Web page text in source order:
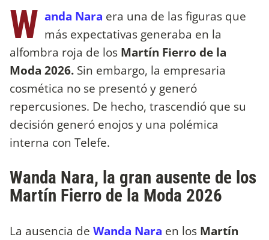
W anda Nara era una de las figuras que
más expectativas generaba en la
alfombra roja de los Martín Fierro de la
Moda 2026. Sin embargo, la empresaria
cosmética no se presentó y generó
repercusiones. De hecho, trascendió que su
decisión generó enojos y una polémica
interna con Telefe.
Wanda Nara, la gran ausente de los
Martín Fierro de la Moda 2026
La ausencia de Wanda Nara en los Martín